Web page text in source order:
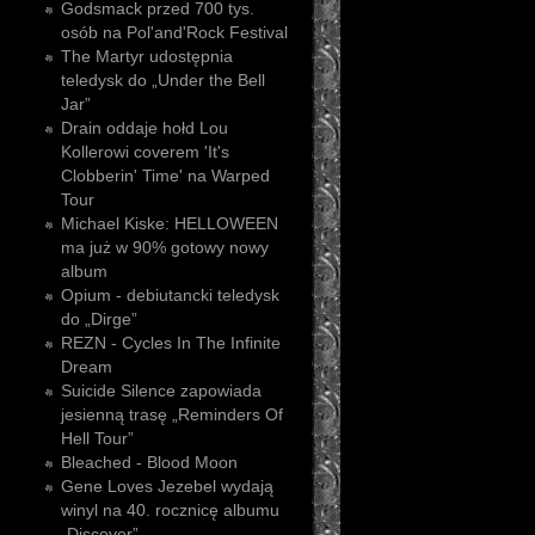
Godsmack przed 700 tys.
osób na Pol'and'Rock Festival
The Martyr udostępnia
teledysk do „Under the Bell
Jar”
Drain oddaje hołd Lou
Kollerowi coverem 'It's
Clobberin' Time' na Warped
Tour
Michael Kiske: HELLOWEEN
ma już w 90% gotowy nowy
album
Opium - debiutancki teledysk
do „Dirge”
REZN - Cycles In The Infinite
Dream
Suicide Silence zapowiada
jesienną trasę „Reminders Of
Hell Tour”
Bleached - Blood Moon
Gene Loves Jezebel wydają
winyl na 40. rocznicę albumu